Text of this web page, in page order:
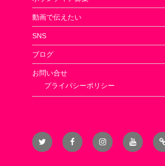
動画で伝えたい
SNS
ブログ
お問い合せ
プライバシーポリシー
Twitter FacebookInstagramYouTube